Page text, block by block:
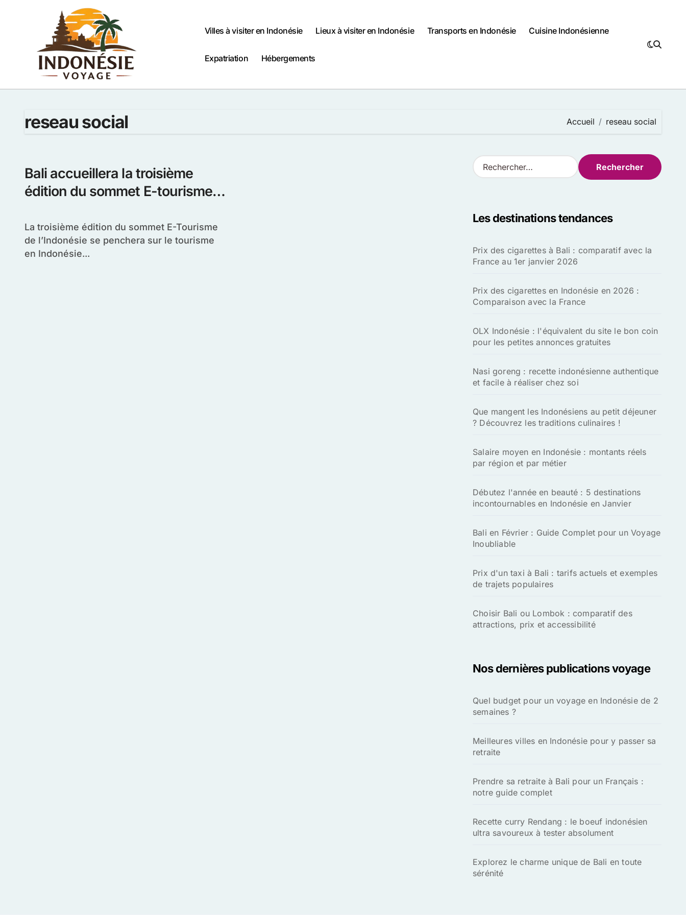
Villes à visiter en Indonésie Lieux à visiter en Indonésie Transports en Indonésie Cuisine Indonésienne
Expatriation Hébergements
reseau social Accueil reseau social
Bali accueillera la troisième
édition du sommet E-tourisme
La troisième édition du sommet E-Tourisme
de l’Indonésie se penchera sur le tourisme
en Indonésie...
R
e
r
e
r
Les destinations tendances
Prix des cigarettes à Bali : comparatif avec la
France au 1er janvier 2026
Prix des cigarettes en Indonésie en 2026 :
Comparaison avec la France
OLX Indonésie : l'équivalent du site le bon coin
pour les petites annonces gratuites
Nasi goreng : recette indonésienne authentique
et facile à réaliser chez soi
Que mangent les Indonésiens au petit déjeuner
? Découvrez les traditions culinaires !
Salaire moyen en Indonésie : montants réels
par région et par métier
Débutez l'année en beauté : 5 destinations
incontournables en Indonésie en Janvier
Bali en Février : Guide Complet pour un Voyage
Inoubliable
Prix d'un taxi à Bali : tarifs actuels et exemples
de trajets populaires
Choisir Bali ou Lombok : comparatif des
attractions, prix et accessibilité
Nos dernières publications voyage
Quel budget pour un voyage en Indonésie de 2
semaines ?
Meilleures villes en Indonésie pour y passer sa
retraite
Prendre sa retraite à Bali pour un Français :
notre guide complet
Recette curry Rendang : le boeuf indonésien
ultra savoureux à tester absolument
Explorez le charme unique de Bali en toute
sérénité